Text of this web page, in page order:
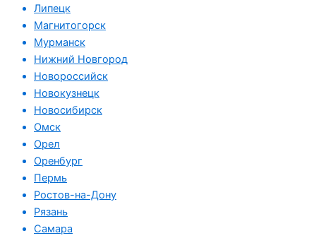
Липецк
Магнитогорск
Мурманск
Нижний Новгород
Новороссийск
Новокузнецк
Новосибирск
Омск
Орел
Оренбург
Пермь
Ростов-на-Дону
Рязань
Самара